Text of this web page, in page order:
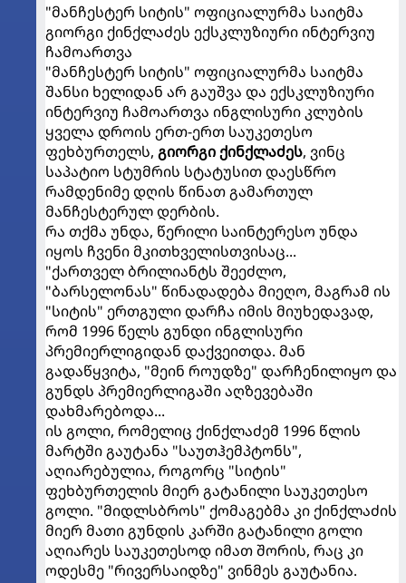
"მანჩესტერ სიტის" ოფიციალურმა საიტმა
გიორგი ქინქლაძეს ექსკლუზიური ინტერვიუ
ჩამოართვა
"მანჩესტერ სიტის" ოფიციალურმა საიტმა
შანსი ხელიდან არ გაუშვა და ექსკლუზიური
ინტერვიუ ჩამოართვა ინგლისური კლუბის
ყველა დროის ერთ-ერთ საუკეთესო
ფეხბურთელს, გიორგი ქინქლაძეს, ვინც
საპატიო სტუმრის სტატუსით დაესწრო
რამდენიმე დღის წინათ გამართულ
მანჩესტერულ დერბის.
რა თქმა უნდა, წერილი საინტერესო უნდა
იყოს ჩვენი მკითხველისთვისაც...
"ქართველ ბრილიანტს შეეძლო,
"ბარსელონას" წინადადება მიეღო, მაგრამ ის
"სიტის" ერთგული დარჩა იმის მიუხედავად,
რომ 1996 წელს გუნდი ინგლისური
პრემიერლიგიდან დაქვეითდა. მან
გადაწყვიტა, "მეინ როუდზე" დარჩენილიყო და
გუნდს პრემიერლიგაში აღზევებაში
დახმარებოდა...
ის გოლი, რომელიც ქინქლაძემ 1996 წლის
მარტში გაუტანა "საუთჰემპტონს",
აღიარებულია, როგორც "სიტის"
ფეხბურთელის მიერ გატანილი საუკეთესო
გოლი. "მიდლსბროს" ქომაგებმა კი ქინქლაძის
მიერ მათი გუნდის კარში გატანილი გოლი
აღიარეს საუკეთესოდ იმათ შორის, რაც კი
ოდესმე "რივერსაიდზე" ვინმეს გაუტანია.